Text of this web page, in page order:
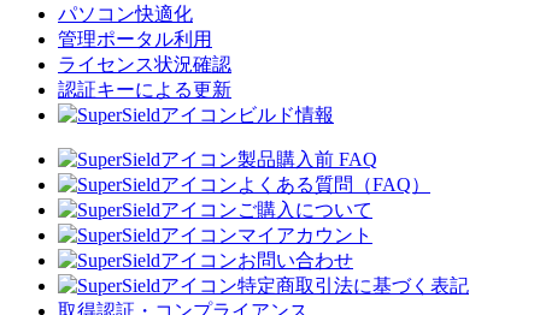
パソコン快適化
管理ポータル利用
ライセンス状況確認
認証キーによる更新
ビルド情報
製品購入前 FAQ
よくある質問（FAQ）
ご購入について
マイアカウント
お問い合わせ
特定商取引法に基づく表記
取得認証・コンプライアンス